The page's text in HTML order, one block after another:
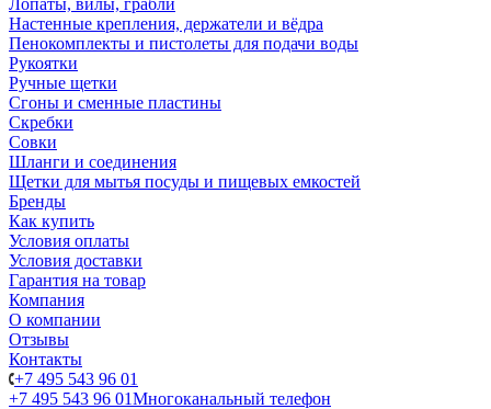
Лопаты, вилы, грабли
Настенные крепления, держатели и вёдра
Пенокомплекты и пистолеты для подачи воды
Рукоятки
Ручные щетки
Сгоны и сменные пластины
Скребки
Совки
Шланги и соединения
Щетки для мытья посуды и пищевых емкостей
Бренды
Как купить
Условия оплаты
Условия доставки
Гарантия на товар
Компания
О компании
Отзывы
Контакты
+7 495 543 96 01
+7 495 543 96 01Многоканальный телефон